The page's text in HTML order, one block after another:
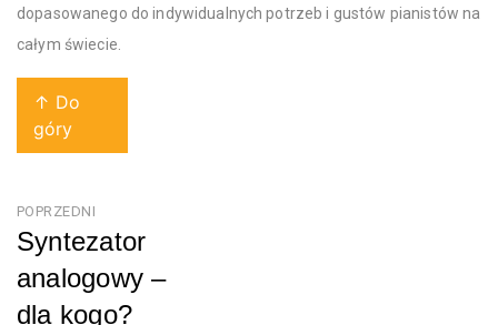
dopasowanego do indywidualnych potrzeb i gustów pianistów na
całym świecie.
↑ Do
góry
Nawigacja
wpisu
POPRZEDNI
Syntezator
analogowy –
dla kogo?